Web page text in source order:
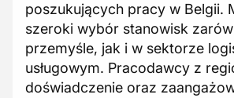
poszukujących pracy w Belgii.
szeroki wybór stanowisk
przemyśle, jak i w sektorze
usługowym. Pracodawcy z
doświadczenie oraz